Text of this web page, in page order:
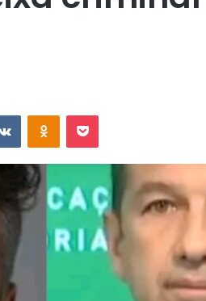
VKontakteOdnoklassniki
Pocket